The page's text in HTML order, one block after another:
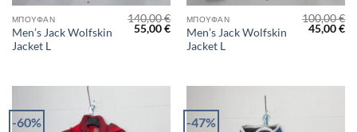
ΜΠΟΥΦΆΝ
Men’s Jack Wolfskin
Jacket L
140,00€
Original
price
55,00€Η
τρέχουσα
τιμή
ΜΠΟΥΦΆΝ
Men’s Jack Wolfskin
Jacket L
100,00€
Original
price
45,00€Η
-60% -47%